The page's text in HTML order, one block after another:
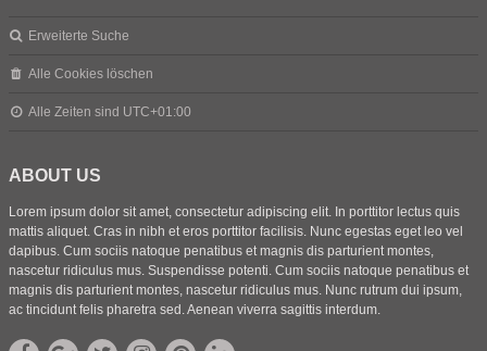
Erweiterte Suche
Alle Cookies löschen
Alle Zeiten sind UTC+01:00
ABOUT US
Lorem ipsum dolor sit amet, consectetur adipiscing elit. In porttitor lectus quis
mattis aliquet. Cras in nibh et eros porttitor facilisis. Nunc egestas eget leo vel
dapibus. Cum sociis natoque penatibus et magnis dis parturient montes,
nascetur ridiculus mus. Suspendisse potenti. Cum sociis natoque penatibus et
magnis dis parturient montes, nascetur ridiculus mus. Nunc rutrum dui ipsum,
ac tincidunt felis pharetra sed. Aenean viverra sagittis interdum.